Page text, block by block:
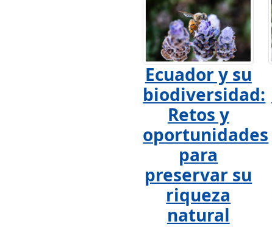
Ecuador y su
biodiversidad:
Retos y
oportunidades
para
preservar su
riqueza
natural